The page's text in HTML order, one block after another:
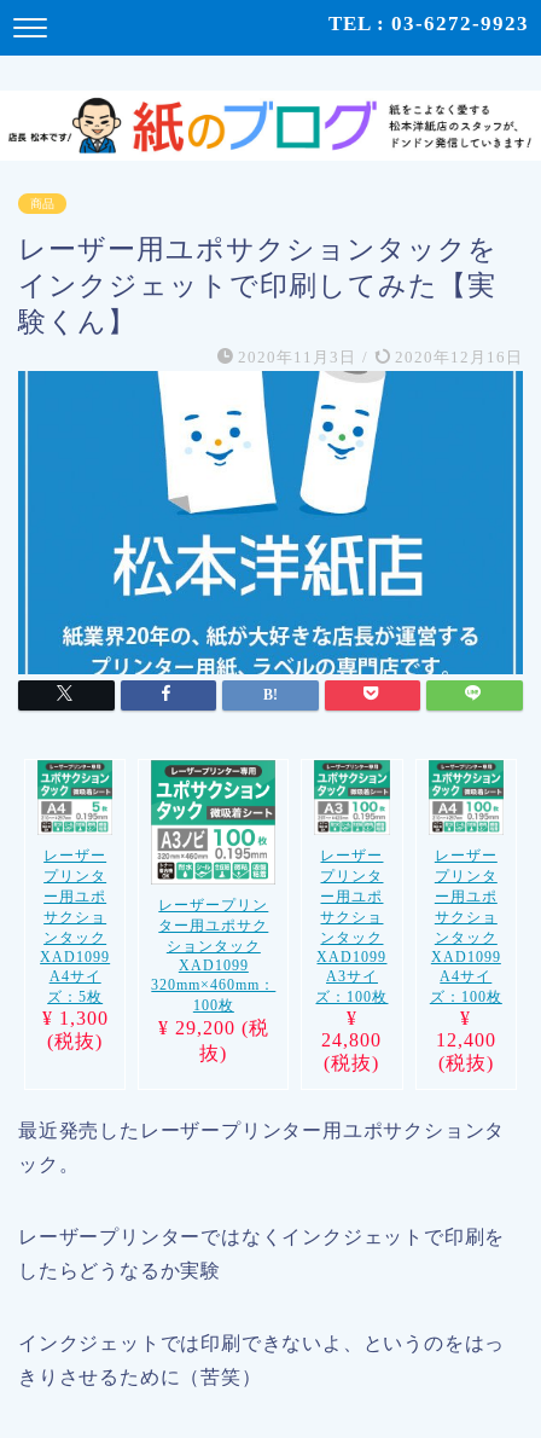
TEL : 03-6272-9923
商品
レーザー用ユポサクションタックを
インクジェットで印刷してみた【実
験くん】
2020年11月3日 / 2020年12月16日
レーザー
プリンタ
ー用ユポ
サクショ
ンタック
XAD1099
A4サイ
ズ：5枚
¥ 1,300
(税抜)
レーザープリン
ター用ユポサク
ションタック
XAD1099
320mm×460mm：
100枚
¥ 29,200 (税
抜)
レーザー
プリンタ
ー用ユポ
サクショ
ンタック
XAD1099
A3サイ
ズ：100枚
¥
24,800
(税抜)
レーザー
プリンタ
ー用ユポ
サクショ
ンタック
XAD1099
A4サイ
ズ：100枚
¥
12,400
(税抜)
最近発売したレーザープリンター用ユポサクションタ
ック。
レーザープリンターではなくインクジェットで印刷を
したらどうなるか実験
インクジェットでは印刷できないよ、というのをはっ
きりさせるために（苦笑）